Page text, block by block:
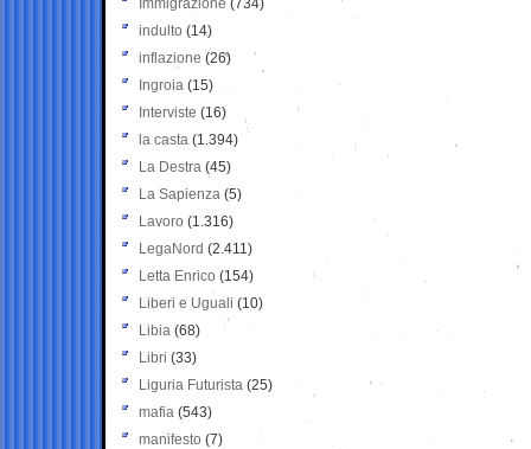
Immigrazione (734)
indulto (14)
inflazione (26)
Ingroia (15)
Interviste (16)
la casta (1.394)
La Destra (45)
La Sapienza (5)
Lavoro (1.316)
LegaNord (2.411)
Letta Enrico (154)
Liberi e Uguali (10)
Libia (68)
Libri (33)
Liguria Futurista (25)
mafia (543)
manifesto (7)